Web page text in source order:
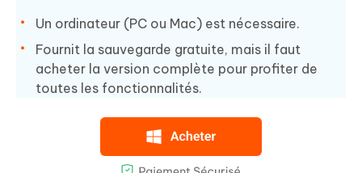
Un ordinateur (PC ou Mac) est nécessaire.
Fournit la sauvegarde gratuite, mais il faut
acheter la version complète pour profiter de
toutes les fonctionnalités.